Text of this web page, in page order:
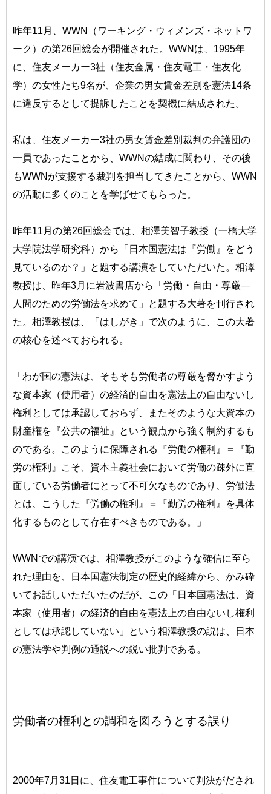
昨年11月、WWN（ワーキング・ウィメンズ・ネットワ
ーク）の第26回総会が開催された。WWNは、1995年
に、住友メーカー3社（住友金属・住友電工・住友化
学）の女性たち9名が、企業の男女賃金差別を憲法14条
に違反するとして提訴したことを契機に結成された。
私は、住友メーカー3社の男女賃金差別裁判の弁護団の
一員であったことから、WWNの結成に関わり、その後
もWWNが支援する裁判を担当してきたことから、WWN
の活動に多くのことを学ばせてもらった。
昨年11月の第26回総会では、相澤美智子教授（一橋大学
大学院法学研究科）から「日本国憲法は『労働』をどう
見ているのか？」と題する講演をしていただいた。相澤
教授は、昨年3月に岩波書店から「労働・自由・尊厳―
人間のための労働法を求めて」と題する大著を刊行され
た。相澤教授は、「はしがき」で次のように、この大著
の核心を述べておられる。
「わが国の憲法は、そもそも労働者の尊厳を脅かすよう
な資本家（使用者）の経済的自由を憲法上の自由ないし
権利としては承認しておらず、またそのような大資本の
財産権を『公共の福祉』という観点から強く制約するも
のである。このように保障される『労働の権利』＝『勤
労の権利』こそ、資本主義社会において労働の疎外に直
面している労働者にとって不可欠なものであり、労働法
とは、こうした『労働の権利』＝『勤労の権利』を具体
化するものとして存在すべきものである。」
WWNでの講演では、相澤教授がこのような確信に至ら
れた理由を、日本国憲法制定の歴史的経緯から、かみ砕
いてお話しいただいたのだが、この「日本国憲法は、資
本家（使用者）の経済的自由を憲法上の自由ないし権利
としては承認していない」という相澤教授の説は、日本
の憲法学や判例の通説への鋭い批判である。
労働者の権利との調和を図ろうとする誤り
2000年7月31日に、住友電工事件について判決がだされ